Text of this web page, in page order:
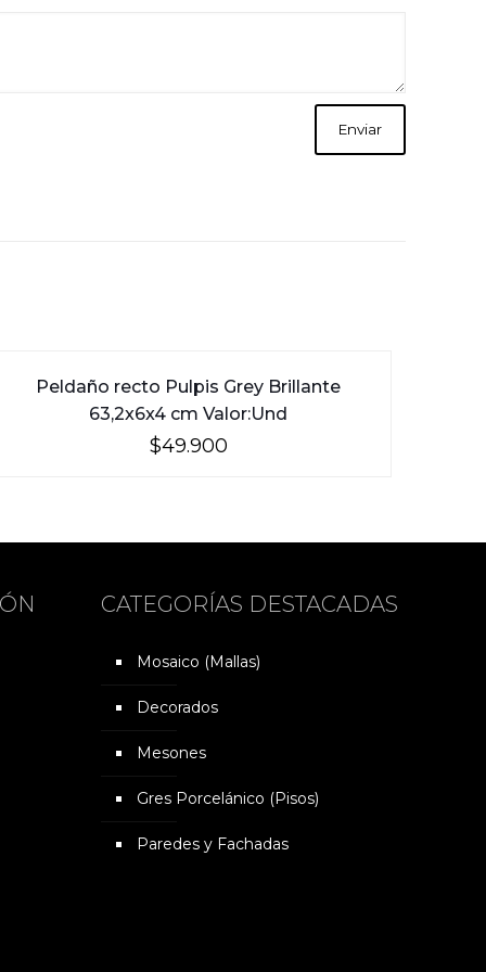
Peldaño recto Pulpis Grey Brillante
63,2x6x4 cm Valor:Und
$49.900
CATEGORÍAS DESTACADAS
Mosaico (Mallas)
Decorados
Mesones
Gres Porcelánico (Pisos)
Paredes y Fachadas